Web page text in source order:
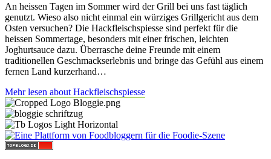
An heissen Tagen im Sommer wird der Grill bei uns fast täglich
genutzt. Wieso also nicht einmal ein würziges Grillgericht aus dem
Osten versuchen? Die Hackfleischspiesse sind perfekt für die
heissen Sommertage, besonders mit einer frischen, leichten
Joghurtsauce dazu. Überrasche deine Freunde mit einem
traditionellen Geschmackserlebnis und bringe das Gefühl aus einem
fernen Land kurzerhand…
Mehr lesen about Hackfleischspiesse